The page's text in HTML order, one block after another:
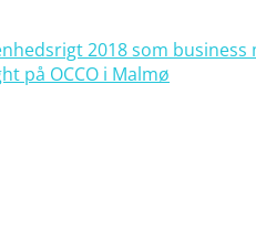
2018 som business
på OCCO i Malmø